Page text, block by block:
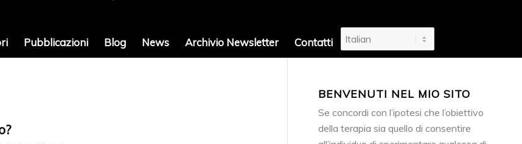
Pubblicazioni Blog News Archivio Newsletter Contatti
BENVENUTI NEL MIO SITO
Se concordi con l’ipotesi che l’obiettivo
della terapia sia quello di consentire